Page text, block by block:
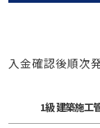
入金確認後順次
1級 建築施工